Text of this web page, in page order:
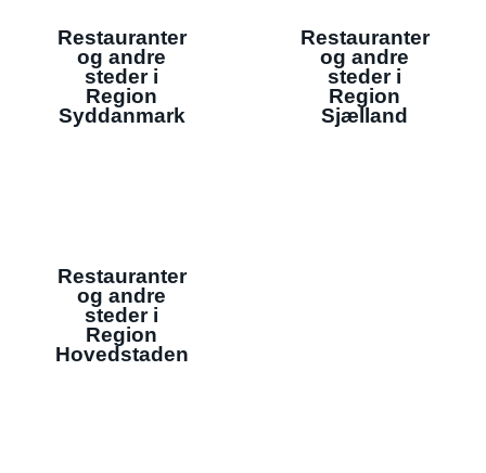
Restauranter
og andre
steder i
Region
Syddanmark
Restauranter
og andre
steder i
Region
Sjælland
Restauranter
og andre
steder i
Region
Hovedstaden